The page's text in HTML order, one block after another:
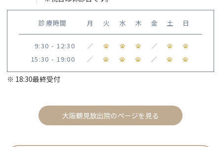
診療時間 月 火 水 木 金 土 日
9:30 - 12:30 ／ ／
15:30 - 19:00 ／ ／
※ 18:30最終受付
大阪鶴見放出院のページを見る